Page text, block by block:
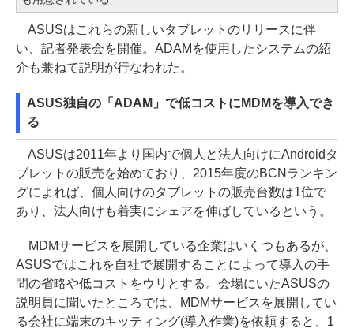
ASUSはこれらの新しいタブレットのリリースに伴
い、記者発表会を開催。ADAMを使用したシステムの紹
介も兼ねて説明が行なわれた。
ASUS独自の「ADAM」で低コストにMDMを導入でき
る
ASUSは2011年より国内で個人と法人向けにAndroidタ
ブレットの販売を始めており、2015年度のBCNランキン
グによれば、個人向けのタブレットの販売台数は1位で
あり、法人向けも着実にシェアを伸ばしているという。
MDMサービスを展開している企業はいくつもあるが、
ASUSではこれを自社で展開することによって導入の手
間の省略や低コストをウリとする。会場にいたASUSの
説明員に聞いたところでは、MDMサービスを展開してい
る会社に端末のキッティング(導入作業)を依頼すると、1